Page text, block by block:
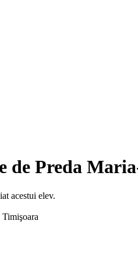
de Preda
acestui elev.